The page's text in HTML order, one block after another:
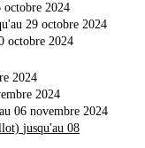
octobre 2024
29 octobre 2024
octobre 2024
2024
2024
06 novembre 2024
jusqu'au 08